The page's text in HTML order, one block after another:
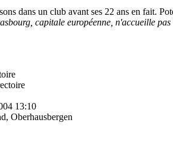
dans un club avant ses 22 ans en fait.
capitale européenne, n'accueille
13:10
Oberhausbergen